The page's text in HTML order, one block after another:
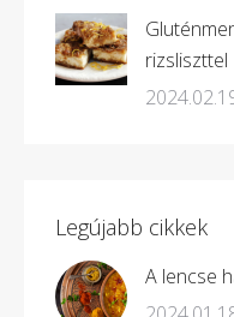
rizsliszttel
Legújabb cikkek
A lencse